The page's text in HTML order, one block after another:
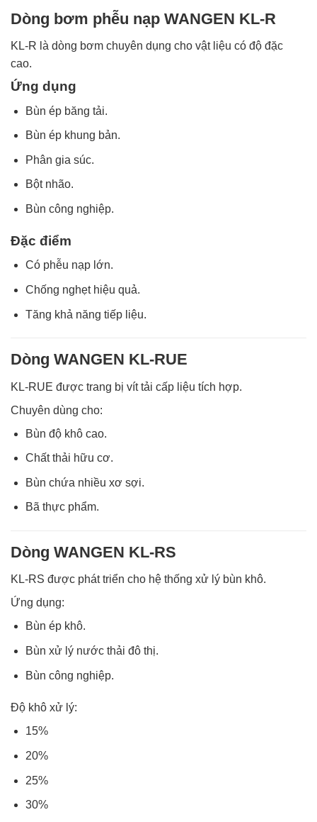
Dòng bơm phễu nạp WANGEN KL-R
KL-R là dòng bơm chuyên dụng cho vật liệu có độ đặc
cao.
Ứng dụng
Bùn ép băng tải.
Bùn ép khung bản.
Phân gia súc.
Bột nhão.
Bùn công nghiệp.
Đặc điểm
Có phễu nạp lớn.
Chống nghẹt hiệu quả.
Tăng khả năng tiếp liệu.
Dòng WANGEN KL-RUE
KL-RUE được trang bị vít tải cấp liệu tích hợp.
Chuyên dùng cho:
Bùn độ khô cao.
Chất thải hữu cơ.
Bùn chứa nhiều xơ sợi.
Bã thực phẩm.
Dòng WANGEN KL-RS
KL-RS được phát triển cho hệ thống xử lý bùn khô.
Ứng dụng:
Bùn ép khô.
Bùn xử lý nước thải đô thị.
Bùn công nghiệp.
Độ khô xử lý:
15%
20%
25%
30%